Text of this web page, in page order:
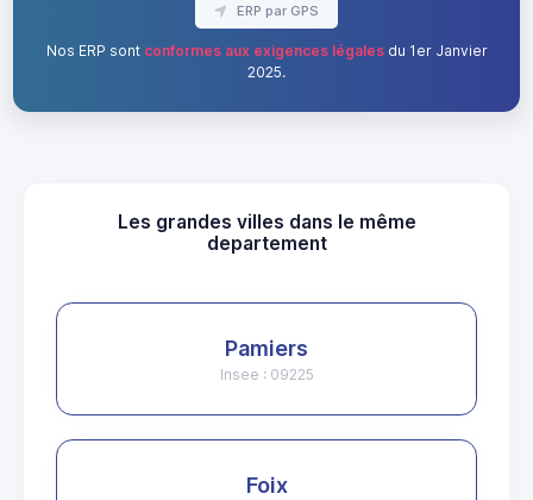
ERP par GPS
Nos ERP sont conformes aux exigences légalesdu 1er Janvier
2025.
Les grandes villes dans le même
departement
Pamiers
Insee : 09225
Foix